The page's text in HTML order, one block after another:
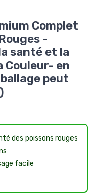
Complet
-
santé et la
Couleur- en
peut
des poissons rouges
facile